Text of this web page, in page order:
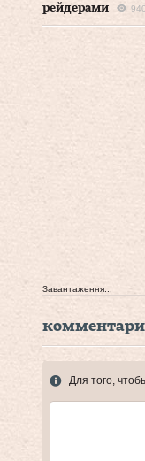
рейдерами
Завантаження...
Для того,